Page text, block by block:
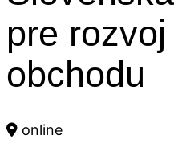
pre
obchodu
online